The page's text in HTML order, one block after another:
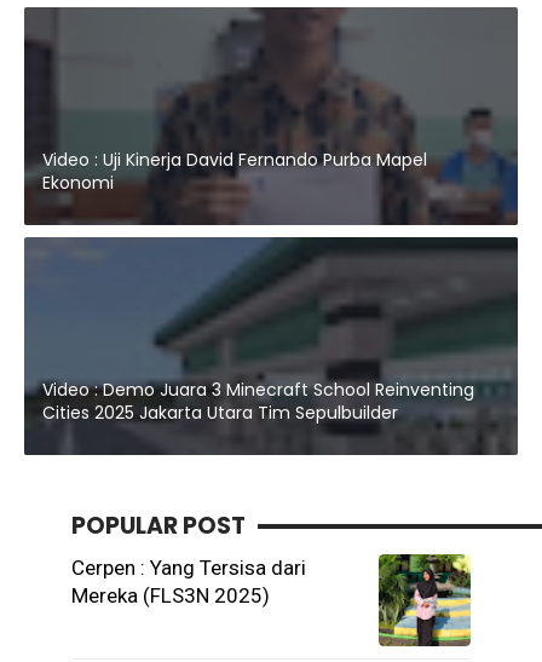
Video : Uji Kinerja David Fernando Purba Mapel
Ekonomi
Video : Demo Juara 3 Minecraft School Reinventing
Cities 2025 Jakarta Utara Tim Sepulbuilder
POPULAR POST
Cerpen : Yang Tersisa dari
Mereka (FLS3N 2025)